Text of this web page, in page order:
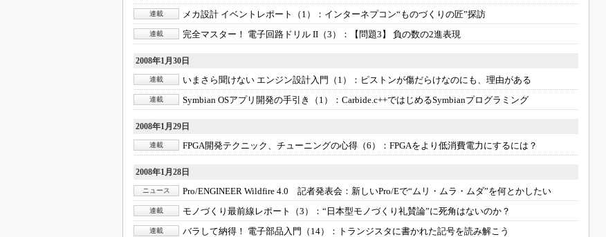
スマート工場EXPO
EdgeTech+
AUTOMOTIVE WORLD
産業オープンネット展
Windows Embedded
車載ソフト開発
インダストリー4.0
製造業ビッグデータ
メイドインジャパン
連載 メカ設計 イベントレポート（1）： インターネプコン“ものづくりの匠”探訪
連載 完全マスター！ 電子回路ドリル II（3）： 【問題3】 負の数の2進表現
2008年1月30日
連載 いまさら聞けない エンジン設計入門（1）： ピストンが傷だらけなのにも、理由がある
連載 Symbian OSアプリ開発の手引き（1）： Carbide.c++ではじめるSymbianプログラミング
2008年1月29日
連載 FPGA開発テクニック、チューニングの心得（6）： FPGAをより低消費電力にするには？
2008年1月28日
ニュース Pro/ENGINEER Wildfire 4.0 記者発表会： 新しいPro/Eで“ムリ・ムラ・ムダ”を何とかしたい
連載 モノづくり最前線レポート（3）： “日本型モノづくり礼賛論”に死角はないのか？
連載 バラして納得！ 電子部品入門（14）： トランジスタに書かれた記号を読み解こう